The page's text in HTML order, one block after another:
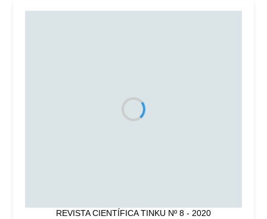
REVISTA CIENTÍFICA TINKU Nº 8 - 2020